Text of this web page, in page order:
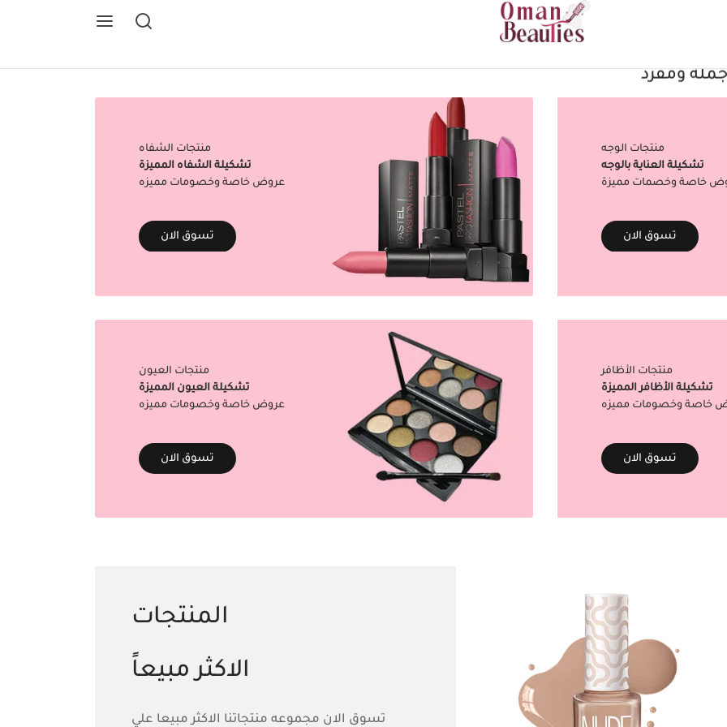
ومفرد
منتجات الشفاه
تشكيلة الشفاه المميزة
عروض خاصة وخصومات مميزه
تسوق الان
منتجات الوجه
تشكيلة العناية بالوجه
خاصة وخصمات مميزة
تسوق الان
منتجات العيون
تشكيلة العيون المميزة
عروض خاصة وخصومات مميزه
تسوق الان
منتجات الأظافر
تشكيلة الأظافر المميزة
خاصة وخصومات مميزه
تسوق الان
المنتجات
الاكثر مبيعاً
تسوق الان مجموعه منتجاتنا الاكثر مبيعا علي